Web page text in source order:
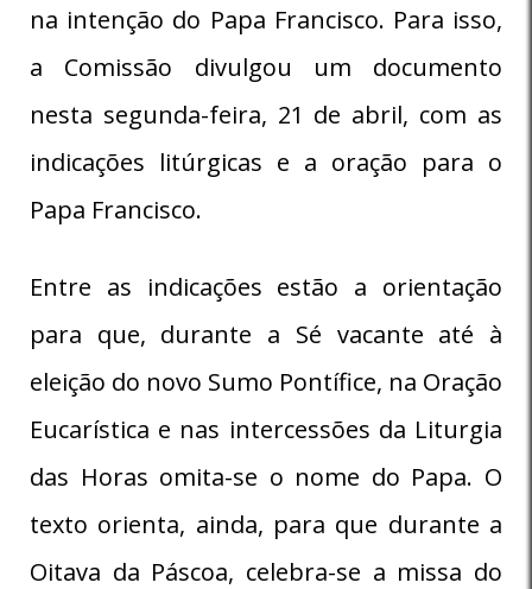
na intenção do Papa Francisco. Para isso,
a Comissão divulgou um documento
nesta segunda-feira, 21 de abril, com as
indicações litúrgicas e a oração para o
Papa Francisco.
Entre as indicações estão a orientação
para que, durante a Sé vacante até à
eleição do novo Sumo Pontífice, na Oração
Eucarística e nas intercessões da Liturgia
das Horas omita-se o nome do Papa. O
texto orienta, ainda, para que durante a
Oitava da Páscoa, celebra-se a missa do